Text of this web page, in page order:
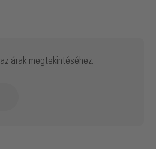
az árak megtekintéséhez.